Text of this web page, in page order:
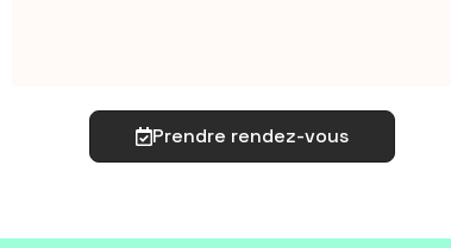
Prendre rendez-vous